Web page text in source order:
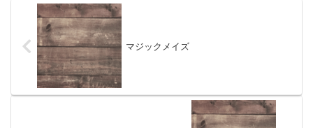
マジックメイズ